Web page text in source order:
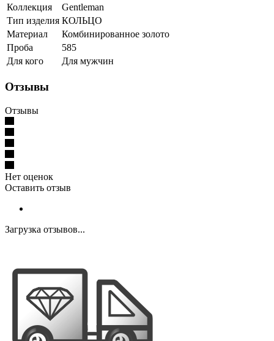
Коллекция
Gentleman
Тип изделия КОЛЬЦО
Материал
Комбинированное золото
Проба
585
Для кого
Для мужчин
Отзывы
Отзывы
Нет оценок
Оставить отзыв
Загрузка отзывов...